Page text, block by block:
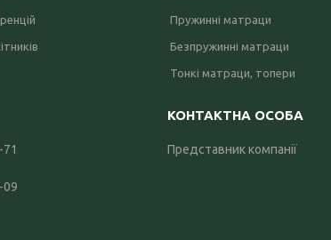
Пружинні матраци
Безпружинні матраци
Тонкі матраци, топери
09
Представник компанії